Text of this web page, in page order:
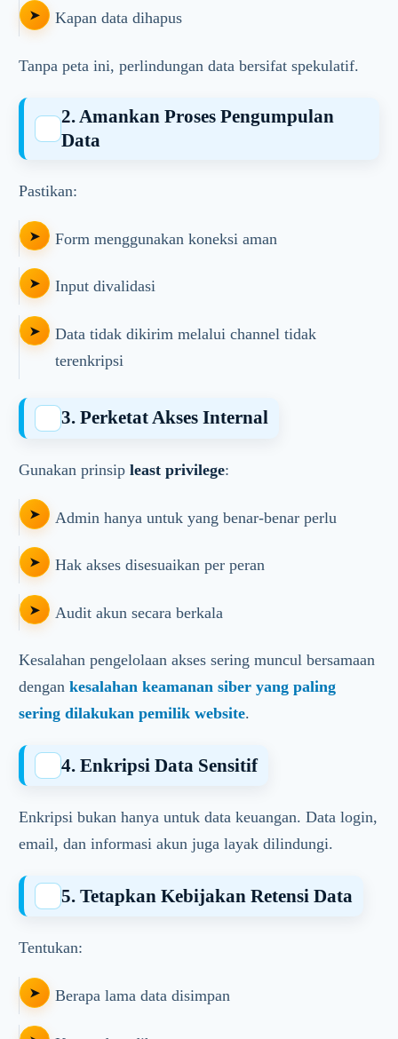
Kapan data dihapus
Tanpa peta ini, perlindungan data bersifat spekulatif.
2. Amankan Proses Pengumpulan
Data
Pastikan:
Form menggunakan koneksi aman
Input divalidasi
Data tidak dikirim melalui channel tidak
terenkripsi
3. Perketat Akses Internal
Gunakan prinsipleast privilege:
Admin hanya untuk yang benar-benar perlu
Hak akses disesuaikan per peran
Audit akun secara berkala
Kesalahan pengelolaan akses sering muncul bersamaan
dengankesalahan keamanan siber yang paling
sering dilakukan pemilik website.
4. Enkripsi Data Sensitif
Enkripsi bukan hanya untuk data keuangan. Data login,
email, dan informasi akun juga layak dilindungi.
5. Tetapkan Kebijakan Retensi Data
Tentukan:
Berapa lama data disimpan